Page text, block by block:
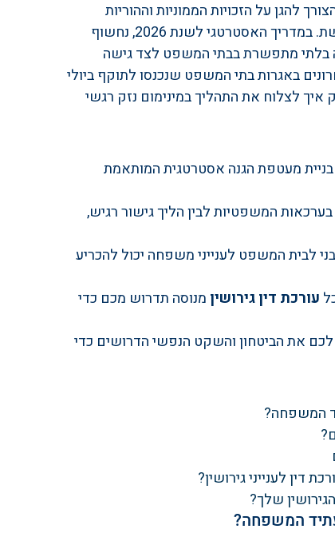
להגן על הזכויות הממוניות וההוריות
שלכם בנחישות, בלי לוותר על האנושיות והרגישות הנדרשת. במדריך האסטרטגי לשנת 2026, נחשוף
בלתי מתפשרת בבתי המשפט לצד גישה
באגרות בתי המשפט שנכנסו לתוקף ביולי
איך לצלוח את התהליך במינימום נזק רגשי
בניית מעטפת הגנה אסטרטגית המותאמת
בערכאות המשפטיות לבין הליך גישור רגיש,
לבית המשפט לענייני משפחה יכול להכריע
עורכת דין גירושין מנוסה תדרוש מכם כדי
לכם את הביטחון והשקט הנפשי הדרושים כדי
המשפחה?
דין לענייני גירושין?
שלך?
המשפחה?